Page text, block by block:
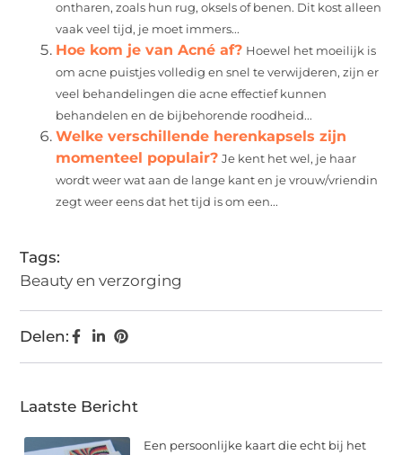
ontharen, zoals hun rug, oksels of benen. Dit kost alleen
vaak veel tijd, je moet immers...
Hoe kom je van Acné af? Hoewel het moeilijk is
om acne puistjes volledig en snel te verwijderen, zijn er
veel behandelingen die acne effectief kunnen
behandelen en de bijbehorende roodheid...
Welke verschillende herenkapsels zijn
momenteel populair? Je kent het wel, je haar
wordt weer wat aan de lange kant en je vrouw/vriendin
zegt weer eens dat het tijd is om een...
Tags:
Beauty en verzorging
Delen:
Laatste Bericht
Een persoonlijke kaart die echt bij het